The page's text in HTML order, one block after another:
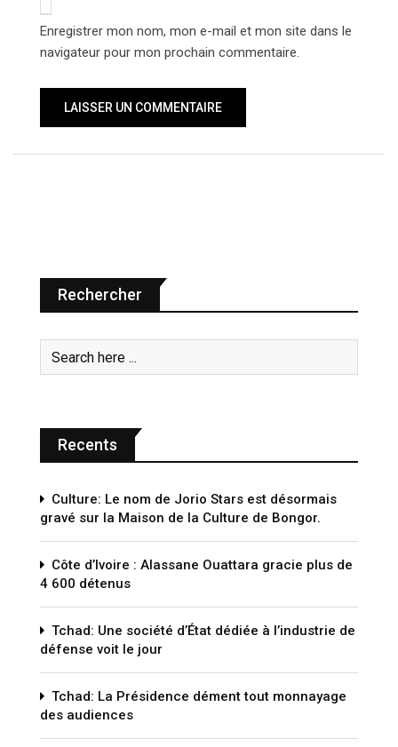
Enregistrer mon nom, mon e-mail et mon site dans le
navigateur pour mon prochain commentaire.
Rechercher
Recents
Culture: Le nom de Jorio Stars est désormais
gravé sur la Maison de la Culture de Bongor.
Côte d’Ivoire : Alassane Ouattara gracie plus de
4 600 détenus
Tchad: Une société d’État dédiée à l’industrie de
défense voit le jour
Tchad: La Présidence dément tout monnayage
des audiences